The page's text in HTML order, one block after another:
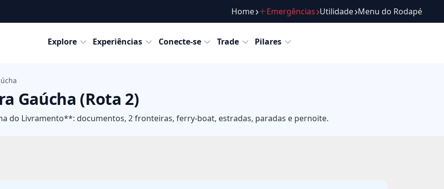
Home Emergências Utilidade Menu do Rodapé
Explore Experiências Conecte-se Trade Pilares
Destinos Roteiros Passeios
Gaúcha (Rota 2)
do Livramento**: documentos, 2 fronteiras, ferry-boat, estradas, paradas e pernoite.